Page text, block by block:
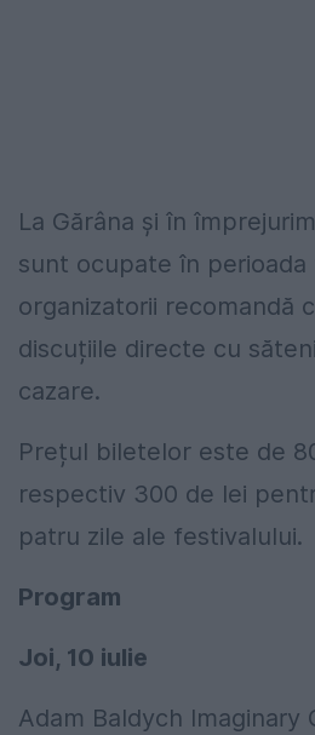
La Gărâna și în
sunt ocupate în perioada
organizatorii recomandă
discuțiile directe cu
cazare.
Prețul biletelor este de
respectiv 300 de lei
patru zile ale festivalului.
Program
Joi, 10 iulie
Adam Baldych Imaginary